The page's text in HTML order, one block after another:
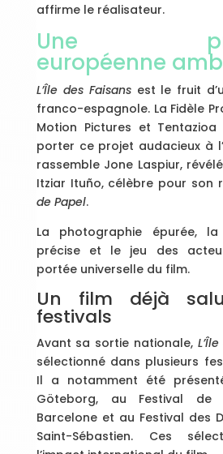
affirme le réalisateur.
Une
européenne
L’Île des Faisansest le fruit
franco-espagnole. La Fidèle
Motion Pictures et Tentazioa
porter ce projet audacieux à
rassemble Jone Laspiur,
Itziar Ituño, célèbre pour son
de Papel.
La photographie épurée,
précise et le jeu des
portée universelle du film.
Un film déjà
festivals
Avant sa sortie nationale,
sélectionné dans plusieurs
Il a notamment été
Göteborg, au Festival de
Barcelone et au Festival des
Saint-Sébastien. Ces